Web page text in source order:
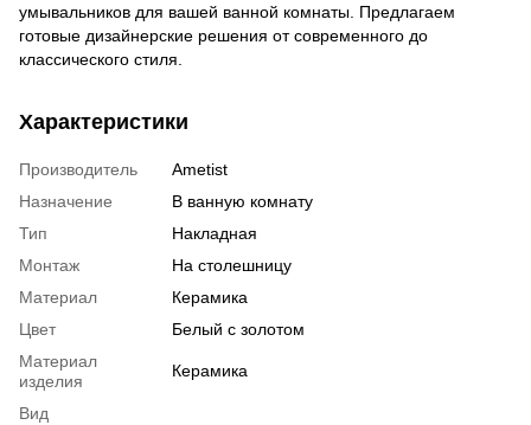
умывальников для вашей ванной комнаты. Предлагаем
готовые дизайнерские решения от современного до
классического стиля.
Характеристики
Производитель
Ametist
Назначение
В ванную комнату
Тип
Накладная
Монтаж
На столешницу
Материал
Керамика
Цвет
Белый с золотом
Материал
изделия
Керамика
Вид